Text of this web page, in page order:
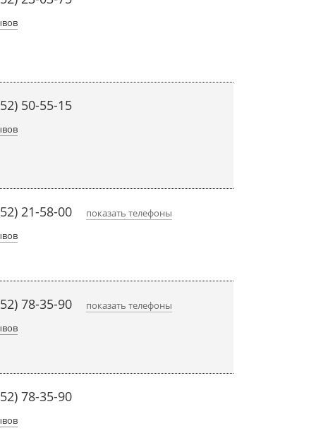
50-55-15
21-58-00
показать телефоны
78-35-90
показать телефоны
78-35-90